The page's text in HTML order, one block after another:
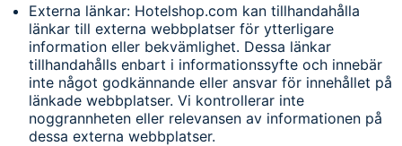
Externa länkar: Hotelshop.com kan tillhandahålla
länkar till externa webbplatser för ytterligare
information eller bekvämlighet. Dessa länkar
tillhandahålls enbart i informationssyfte och innebär
inte något godkännande eller ansvar för innehållet på
länkade webbplatser. Vi kontrollerar inte
noggrannheten eller relevansen av informationen på
dessa externa webbplatser.